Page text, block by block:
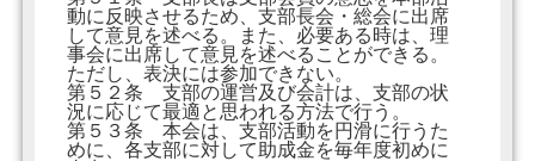
動に反映させるため、支部長会・総会に出席
して意見を述べる。また、必要ある時は、理
事会に出席して意見を述べることができる。
ただし、表決には参加できない。
第５２条 支部の運営及び会計は、支部の状
況に応じて最適と思われる方法で行う。
第５３条 本会は、支部活動を円滑に行うた
めに、各支部に対して助成金を毎年度初めに